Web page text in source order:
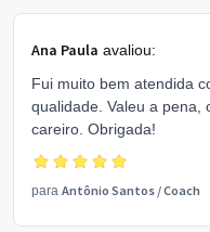
Ana Paula avaliou:
Fui muito bem atendida
qualidade. Valeu a pena,
careiro. Obrigada!
para Antônio Santos /Coach